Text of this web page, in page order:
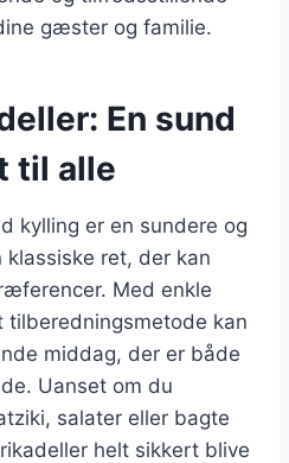
gæster og familie.
En sund
til alle
kylling er en sundere og
ret, der kan
Med enkle
tilberedningsmetode kan
middag, der er både
Uanset om du
salater eller bagte
helt sikkert blive